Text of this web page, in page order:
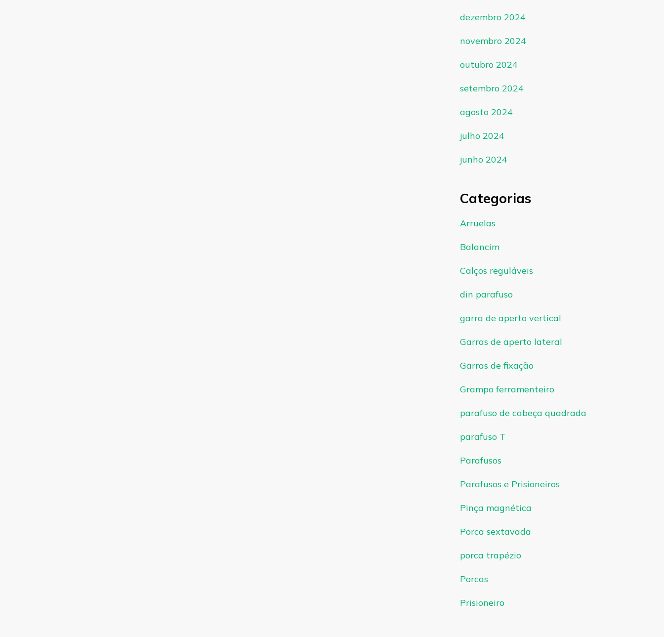
dezembro 2024
novembro 2024
outubro 2024
setembro 2024
agosto 2024
julho 2024
junho 2024
Categorias
Arruelas
Balancim
Calços reguláveis
din parafuso
garra de aperto vertical
Garras de aperto lateral
Garras de fixação
Grampo ferramenteiro
parafuso de cabeça quadrada
parafuso T
Parafusos
Parafusos e Prisioneiros
Pinça magnética
Porca sextavada
porca trapézio
Porcas
Prisioneiro